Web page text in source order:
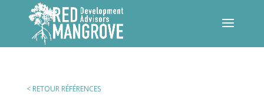
< RETOUR RÉFÉRENCES